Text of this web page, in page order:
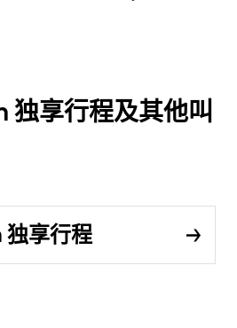
独享行程及其他叫
独享行程